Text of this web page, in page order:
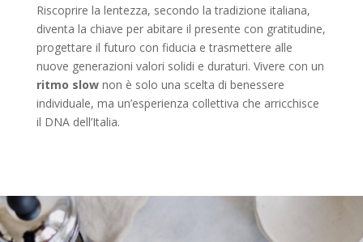
Riscoprire la lentezza, secondo la tradizione italiana,
diventa la chiave per abitare il presente con gratitudine,
progettare il futuro con fiducia e trasmettere alle
nuove generazioni valori solidi e duraturi. Vivere con un
ritmo slownon è solo una scelta di benessere
individuale, ma un’esperienza collettiva che arricchisce
il DNA dell’Italia.